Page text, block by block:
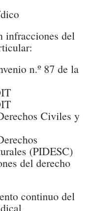
infracciones del
n.º 87 de la
Civiles y
(PIDESC)
del derecho
continuo del